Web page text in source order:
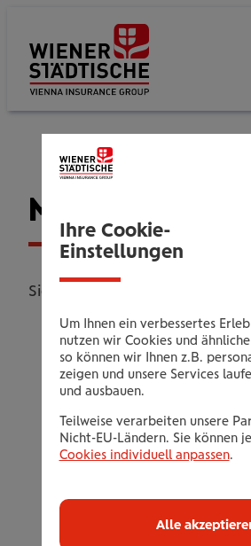
Meine Merkliste
Sie haben aktuell keine
Ihre Cookie-
Einstellungen
Um Ihnen ein verbessertes
nutzen wir Cookies und
so können wir Ihnen z.B.
zeigen und unsere Services
und ausbauen.
Teilweise verarbeiten unsere
Nicht-EU-Ländern. Sie können
Cookies individuell anpassen.
Alle